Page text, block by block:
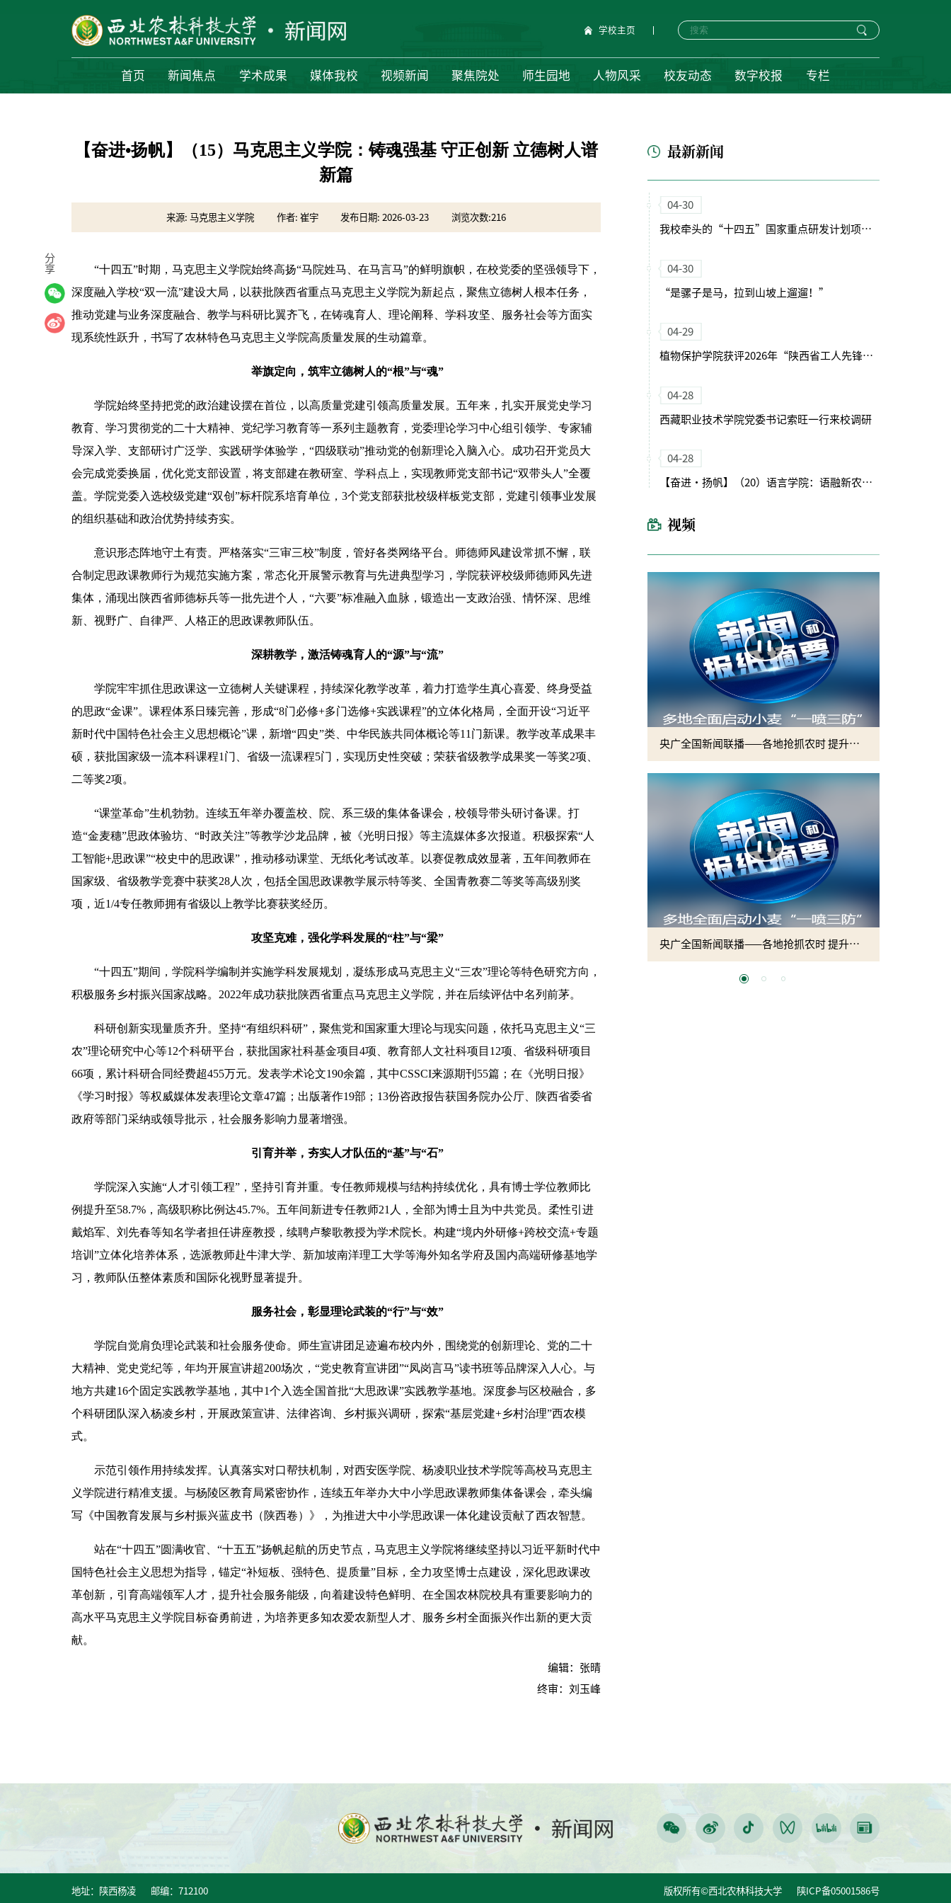
学校主页
首页 新闻焦点 学术成果 媒体我校 视频新闻 聚焦院处 师生园地 人物风采 校友动态 数字校报 专栏
【奋进•扬帆】（15）马克思主义学院：铸魂强基 守正创新 立德树人谱
新篇
来源: 马克思主义学院 作者: 崔宇 发布日期: 2026-03-23 浏览次数:216
“十四五”时期，马克思主义学院始终高扬“马院姓马、在马言马”的鲜明旗帜，在校党委的坚强领导下，
深度融入学校“双一流”建设大局，以获批陕西省重点马克思主义学院为新起点，聚焦立德树人根本任务，
推动党建与业务深度融合、教学与科研比翼齐飞，在铸魂育人、理论阐释、学科攻坚、服务社会等方面实
现系统性跃升，书写了农林特色马克思主义学院高质量发展的生动篇章。
举旗定向，筑牢立德树人的“根”与“魂”
学院始终坚持把党的政治建设摆在首位，以高质量党建引领高质量发展。五年来，扎实开展党史学习
教育、学习贯彻党的二十大精神、党纪学习教育等一系列主题教育，党委理论学习中心组引领学、专家辅
导深入学、支部研讨广泛学、实践研学体验学，“四级联动”推动党的创新理论入脑入心。成功召开党员大
会完成党委换届，优化党支部设置，将支部建在教研室、学科点上，实现教师党支部书记“双带头人”全覆
盖。学院党委入选校级党建“双创”标杆院系培育单位，3个党支部获批校级样板党支部，党建引领事业发展
的组织基础和政治优势持续夯实。
意识形态阵地守土有责。严格落实“三审三校”制度，管好各类网络平台。师德师风建设常抓不懈，联
合制定思政课教师行为规范实施方案，常态化开展警示教育与先进典型学习，学院获评校级师德师风先进
集体，涌现出陕西省师德标兵等一批先进个人，“六要”标准融入血脉，锻造出一支政治强、情怀深、思维
新、视野广、自律严、人格正的思政课教师队伍。
深耕教学，激活铸魂育人的“源”与“流”
学院牢牢抓住思政课这一立德树人关键课程，持续深化教学改革，着力打造学生真心喜爱、终身受益
的思政“金课”。课程体系日臻完善，形成“8门必修+多门选修+实践课程”的立体化格局，全面开设“习近平
新时代中国特色社会主义思想概论”课，新增“四史”类、中华民族共同体概论等11门新课。教学改革成果丰
硕，获批国家级一流本科课程1门、省级一流课程5门，实现历史性突破；荣获省级教学成果奖一等奖2项、
二等奖2项。
“课堂革命”生机勃勃。连续五年举办覆盖校、院、系三级的集体备课会，校领导带头研讨备课。打
造“金麦穗”思政体验坊、“时政关注”等教学沙龙品牌，被《光明日报》等主流媒体多次报道。积极探索“人
工智能+思政课”“校史中的思政课”，推动移动课堂、无纸化考试改革。以赛促教成效显著，五年间教师在
国家级、省级教学竞赛中获奖28人次，包括全国思政课教学展示特等奖、全国青教赛二等奖等高级别奖
项，近1/4专任教师拥有省级以上教学比赛获奖经历。
攻坚克难，强化学科发展的“柱”与“梁”
“十四五”期间，学院科学编制并实施学科发展规划，凝练形成马克思主义“三农”理论等特色研究方向，
积极服务乡村振兴国家战略。2022年成功获批陕西省重点马克思主义学院，并在后续评估中名列前茅。
科研创新实现量质齐升。坚持“有组织科研”，聚焦党和国家重大理论与现实问题，依托马克思主义“三
农”理论研究中心等12个科研平台，获批国家社科基金项目4项、教育部人文社科项目12项、省级科研项目
66项，累计科研合同经费超455万元。发表学术论文190余篇，其中CSSCI来源期刊55篇；在《光明日报》
《学习时报》等权威媒体发表理论文章47篇；出版著作19部；13份咨政报告获国务院办公厅、陕西省委省
政府等部门采纳或领导批示，社会服务影响力显著增强。
引育并举，夯实人才队伍的“基”与“石”
学院深入实施“人才引领工程”，坚持引育并重。专任教师规模与结构持续优化，具有博士学位教师比
例提升至58.7%，高级职称比例达45.7%。五年间新进专任教师21人，全部为博士且为中共党员。柔性引进
戴焰军、刘先春等知名学者担任讲座教授，续聘卢黎歌教授为学术院长。构建“境内外研修+跨校交流+专题
培训”立体化培养体系，选派教师赴牛津大学、新加坡南洋理工大学等海外知名学府及国内高端研修基地学
习，教师队伍整体素质和国际化视野显著提升。
服务社会，彰显理论武装的“行”与“效”
学院自觉肩负理论武装和社会服务使命。师生宣讲团足迹遍布校内外，围绕党的创新理论、党的二十
大精神、党史党纪等，年均开展宣讲超200场次，“党史教育宣讲团”“凤岗言马”读书班等品牌深入人心。与
地方共建16个固定实践教学基地，其中1个入选全国首批“大思政课”实践教学基地。深度参与区校融合，多
个科研团队深入杨凌乡村，开展政策宣讲、法律咨询、乡村振兴调研，探索“基层党建+乡村治理”西农模
式。
示范引领作用持续发挥。认真落实对口帮扶机制，对西安医学院、杨凌职业技术学院等高校马克思主
义学院进行精准支援。与杨陵区教育局紧密协作，连续五年举办大中小学思政课教师集体备课会，牵头编
写《中国教育发展与乡村振兴蓝皮书（陕西卷）》，为推进大中小学思政课一体化建设贡献了西农智慧。
站在“十四五”圆满收官、“十五五”扬帆起航的历史节点，马克思主义学院将继续坚持以习近平新时代中
国特色社会主义思想为指导，锚定“补短板、强特色、提质量”目标，全力攻坚博士点建设，深化思政课改
革创新，引育高端领军人才，提升社会服务能级，向着建设特色鲜明、在全国农林院校具有重要影响力的
高水平马克思主义学院目标奋勇前进，为培养更多知农爱农新型人才、服务乡村全面振兴作出新的更大贡
献。
编辑：张晴
终审：刘玉峰
分
享
最新新闻
04-30
我校牵头的“十四五”国家重点研发计划项目启动会暨实施方案论证会顺利召开
04-30
“是骡子是马，拉到山坡上遛遛！”
04-29
植物保护学院获评2026年“陕西省工人先锋号”
04-28
西藏职业技术学院党委书记索旺一行来校调研
04-28
【奋进・扬帆】（20）语言学院：语融新农启征程 文润育人谱新篇
视频
2026年田径运动会暨第八届教学文化节开幕
央广全国新闻联播——各地抢抓农时 提升春管效率 夯实夏粮增收基础 (2)
央广全国新闻联播——各地抢抓农时 提升春管效率 夯实夏粮增收基础 (1)
地址：陕西杨凌 邮编：712100 版权所有©西北农林科技大学 陕ICP备05001586号